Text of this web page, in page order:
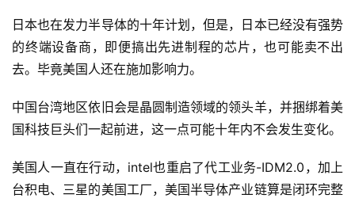
日本也在发力半导体的十年计划，但是，日本已经没有强势
的终端设备商，即便搞出先进制程的芯片，也可能卖不出
去。毕竟美国人还在施加影响力。
中国台湾地区依旧会是晶圆制造领域的领头羊，并捆绑着美
国科技巨头们一起前进，这一点可能十年内不会发生变化。
美国人一直在行动，intel也重启了代工业务-IDM2.0，加上
台积电、三星的美国工厂，美国半导体产业链算是闭环完整